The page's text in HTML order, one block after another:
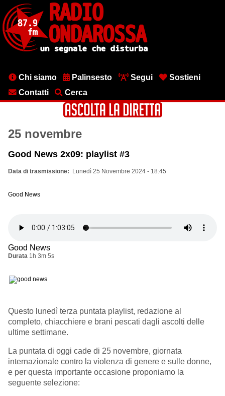
contenuto
principale
MenuChi siamo Palinsesto Segui
Sostieni
Contatti
Cerca
25 novembre
Good News 2x09: playlist #3
Data di trasmissione Lunedì 25 Novembre 2024 - 18:45
Good News
Good News
Durata 1h 3m 5s
Questo lunedì terza puntata playlist, redazione al
completo, chiacchiere e brani pescati dagli ascolti delle
ultime settimane.
La puntata di oggi cade di 25 novembre, giornata
internazionale contro la violenza di genere e sulle donne,
e per questa importante occasione proponiamo la
seguente selezione: